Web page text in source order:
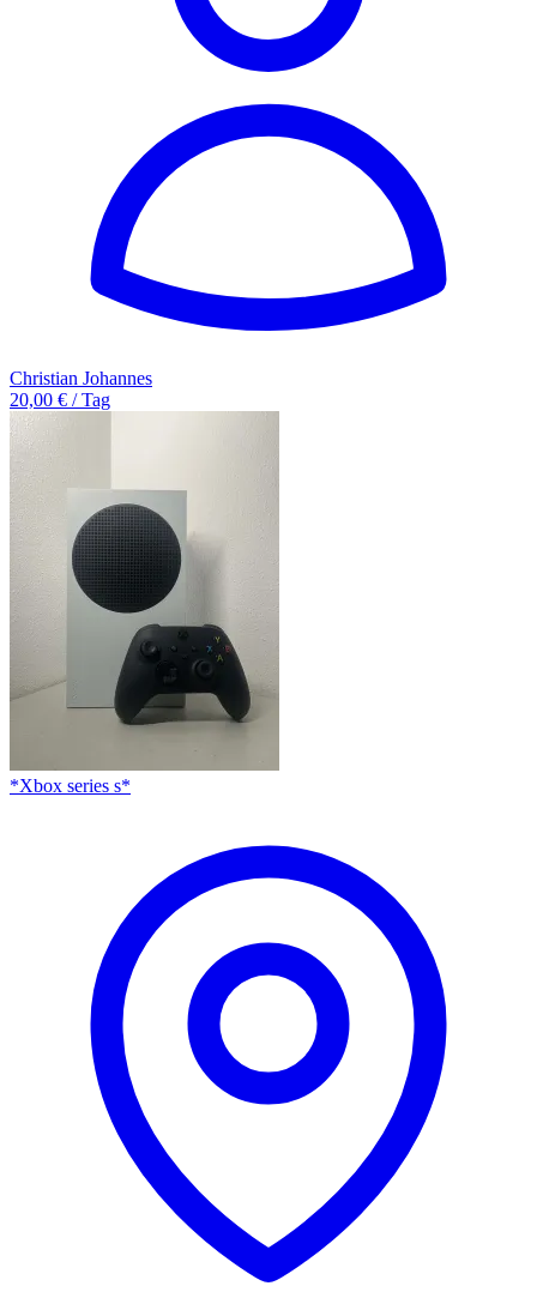
Christian Johannes
20,00 € / Tag
*Xbox series s*